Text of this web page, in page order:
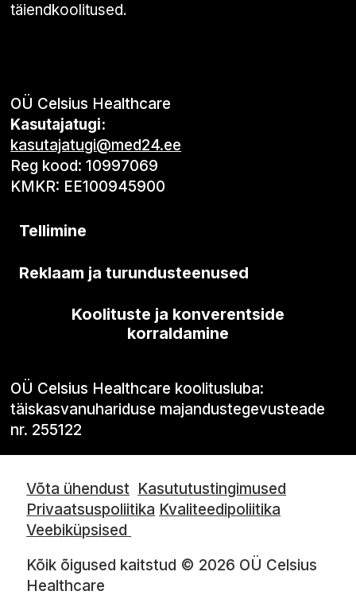
täiendkoolitused.
OÜ Celsius Healthcare
Kasutajatugi:
kasutajatugi@med24.ee
Reg kood: 10997069
KMKR: EE100945900
Tellimine
Reklaam ja turundusteenused
Koolituste ja konverentside
korraldamine
OÜ Celsius Healthcare koolitusluba:
täiskasvanuhariduse majandustegevusteade
nr. 255122
Võta ühendust Kasututustingimused
Privaatsuspoliitika Kvaliteedipoliitika
Veebiküpsised
Kõik õigused kaitstud © 2026 OÜ Celsius
Healthcare